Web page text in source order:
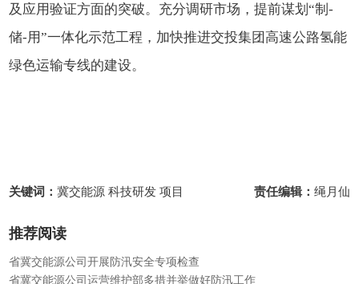
及 应用验证方面的突破。充分调研市场，提前谋划“制-
储-用”一体化示范工程 ，加快推进交投集团高速公路氢能
绿色运输专线的建设。
关键词：冀交能源 科技研发 项目 责任编辑： 绳月仙
推荐阅读
省冀交能源公司开展防汛安全专项检查
省冀交能源公司运营维护部多措并举做好防汛工作